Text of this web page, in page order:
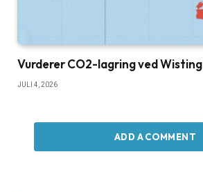
Vurderer CO2-lagring ved Wisting
JULI 4, 2026
ADD A COMMENT